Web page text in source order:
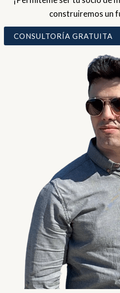
construiremos un
CONSULTORÍA GRATUITA